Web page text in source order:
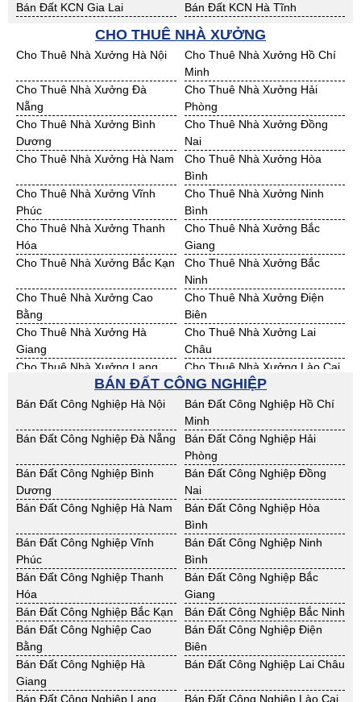
Bán Đất KCN Gia Lai
Bán Đất KCN Hà Tĩnh
Bán Đất KCN Nghệ An
Bán Đất KCN Ninh Thuận
Bán Đất KCN Phú Yên
Bán Đất KCN Quảng Bình
Bán Đất KCN Quảng Nam
Bán Đất KCN Quảng Ngãi
Bán Đất KCN Bà Rịa - VT
Bán Đất KCN Cần Thơ
Bán Đất KCN An Giang
Bán Đất KCN Bạc Liêu
Bán Đất KCN Bến Tre
Bán Đất KCN Bình Phước
Bán Đất KCN Cà Mau
Bán Đất KCN Đồng Tháp
Bán Đất KCN Hậu Giang
Bán Đất KCN Kiên Giang
Bán Đất KCN Long An
Bán Đất KCN Sóc Trăng
Bán Đất KCN Tây Ninh
Bán Đất KCN Tiền Giang
Bán Đất KCN Trà Vinh
Bán Đất KCN Vĩnh Long
Bán Đất KCN Hải Dương
Bán Đất KCN Hưng Yên
Bán Đất KCN Quảng Ninh
CHO THUÊ NHÀ XƯỞNG
Cho Thuê Nhà Xưởng Hà Nội
Cho Thuê Nhà Xưởng Hồ Chí
Minh
Cho Thuê Nhà Xưởng Đà
Nẵng
Cho Thuê Nhà Xưởng Hải
Phòng
Cho Thuê Nhà Xưởng Bình
Dương
Cho Thuê Nhà Xưởng Đồng
Nai
Cho Thuê Nhà Xưởng Hà Nam
Cho Thuê Nhà Xưởng Hòa
Bình
Cho Thuê Nhà Xưởng Vĩnh
Phúc
Cho Thuê Nhà Xưởng Ninh
Bình
Cho Thuê Nhà Xưởng Thanh
Hóa
Cho Thuê Nhà Xưởng Bắc
Giang
Cho Thuê Nhà Xưởng Bắc Kạn
Cho Thuê Nhà Xưởng Bắc
Ninh
Cho Thuê Nhà Xưởng Cao
Bằng
Cho Thuê Nhà Xưởng Điện
Biên
Cho Thuê Nhà Xưởng Hà
Giang
Cho Thuê Nhà Xưởng Lai
Châu
Cho Thuê Nhà Xưởng Lạng
Cho Thuê Nhà Xưởng Lào Cai
Cho Thuê Nhà Xưởng Nam
Cho Thuê Nhà Xưởng Phú Thọ
Cho Thuê Nhà Xưởng Sơn La
Cho Thuê Nhà Xưởng Thái
Bình
Cho Thuê Nhà Xưởng Thái
Nguyên
Cho Thuê Nhà Xưởng Tuyên
Quang
Cho Thuê Nhà Xưởng Yên Bái
Cho Thuê Nhà Xưởng Thừa T.
Huế
Cho Thuê Nhà Xưởng Khánh
Hoà
Cho Thuê Nhà Xưởng Lâm
Đồng
Cho Thuê Nhà Xưởng Bình
Định
Cho Thuê Nhà Xưởng Bình
Thuận
Cho Thuê Nhà Xưởng Đăk
Nông
Cho Thuê Nhà Xưởng ĐắkLắk
Cho Thuê Nhà Xưởng Gia Lai
Cho Thuê Nhà Xưởng Hà Tĩnh
Cho Thuê Nhà Xưởng Kon
Tum
Cho Thuê Nhà Xưởng Nghệ An
Cho Thuê Nhà Xưởng Ninh
Cho Thuê Nhà Xưởng Phú Yên
BÁN ĐẤT CÔNG NGHIỆP
Bán Đất Công Nghiệp Hà Nội
Bán Đất Công Nghiệp Hồ Chí
Minh
Bán Đất Công Nghiệp Đà Nẵng
Bán Đất Công Nghiệp Hải
Phòng
Bán Đất Công Nghiệp Bình
Dương
Bán Đất Công Nghiệp Đồng
Nai
Bán Đất Công Nghiệp Hà Nam
Bán Đất Công Nghiệp Hòa
Bình
Bán Đất Công Nghiệp Vĩnh
Phúc
Bán Đất Công Nghiệp Ninh
Bình
Bán Đất Công Nghiệp Thanh
Hóa
Bán Đất Công Nghiệp Bắc
Giang
Bán Đất Công Nghiệp Bắc Kạn
Bán Đất Công Nghiệp Bắc Ninh
Bán Đất Công Nghiệp Cao
Bằng
Bán Đất Công Nghiệp Điện
Biên
Bán Đất Công Nghiệp Hà
Giang
Bán Đất Công Nghiệp Lai Châu
Bán Đất Công Nghiệp Lạng
Bán Đất Công Nghiệp Lào Cai